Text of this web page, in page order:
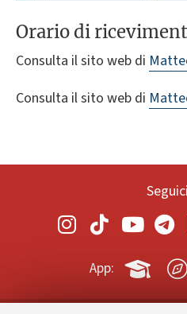
Orario di
Consulta il sito web di
Consulta il sito web di
App: